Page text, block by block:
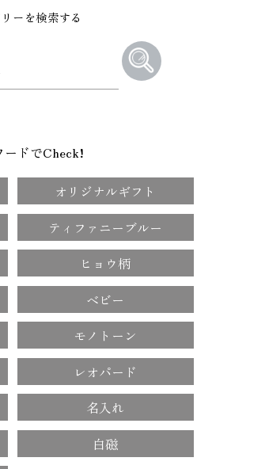
ーを検索する
ードでCheck!
オリジナルギフト
ティファニーブルー
ヒョウ柄
ベビー
モノトーン
レオパード
名入れ
白磁